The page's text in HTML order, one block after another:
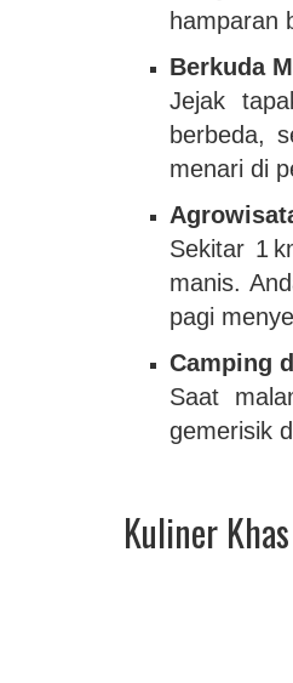
hamparan
Berkuda
Jejak
berbeda,
menari di
Sekitar 1
manis.
pagi
Camping
Saat
gemerisik
Kuliner